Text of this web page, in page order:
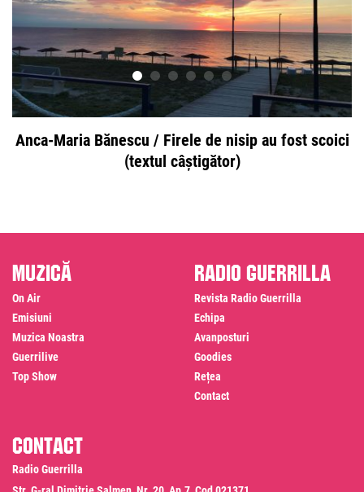
Anca-Maria Bănescu / Firele de nisip au fost scoici
(textul câștigător)
Muzică
On Air
Emisiuni
Muzica Noastra
Guerrilive
Top Show
Radio Guerrilla
Revista Radio Guerrilla
Echipa
Avanposturi
Goodies
Rețea
Contact
Contact
Radio Guerrilla